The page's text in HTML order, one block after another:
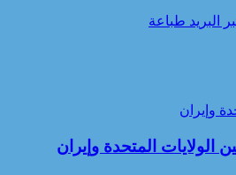
البريد طباعة
وإيران
الولايات المتحدة وإيران